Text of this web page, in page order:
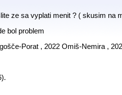
ze sa vyplati menit ? ( skusim na
bol problem
Porat , 2022 Omiš-Nemira ,